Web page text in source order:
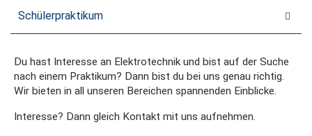
Schülerpraktikum
Du hast Interesse an Elektrotechnik und bist auf der Suche
nach einem Praktikum? Dann bist du bei uns genau richtig.
Wir bieten in all unseren Bereichen spannenden Einblicke.
Interesse? Dann gleich Kontakt mit uns aufnehmen.